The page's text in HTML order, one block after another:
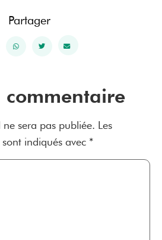
Partager
commentaire
sera pas publiée. Les
indiqués avec *